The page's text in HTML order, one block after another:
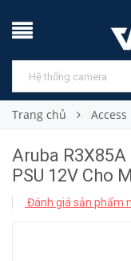
Trang chủ
Aruba
PSU 12V Cho
Đánh giá sản phẩm